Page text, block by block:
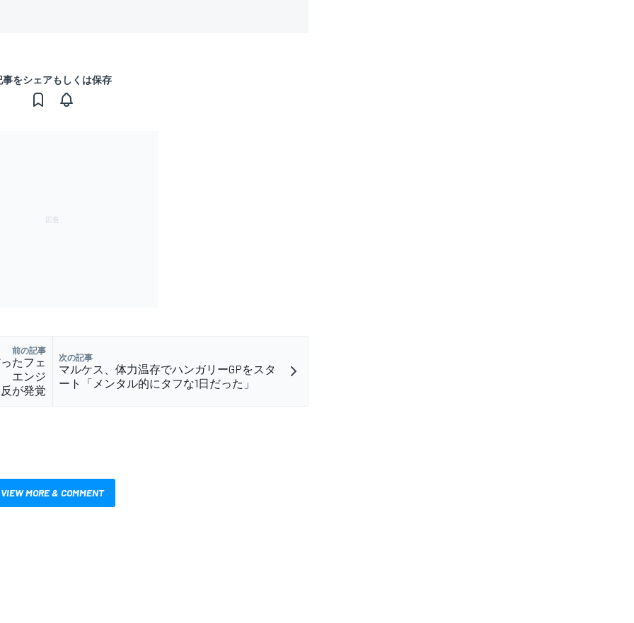
事をシェアもしくは保存
前の記事
たフェ
エンジ
が発覚
次の記事
マルケス、体力温存でハンガリーGPをスタ
ート「メンタル的にタフな1日だった」
VIEW MORE & COMMENT